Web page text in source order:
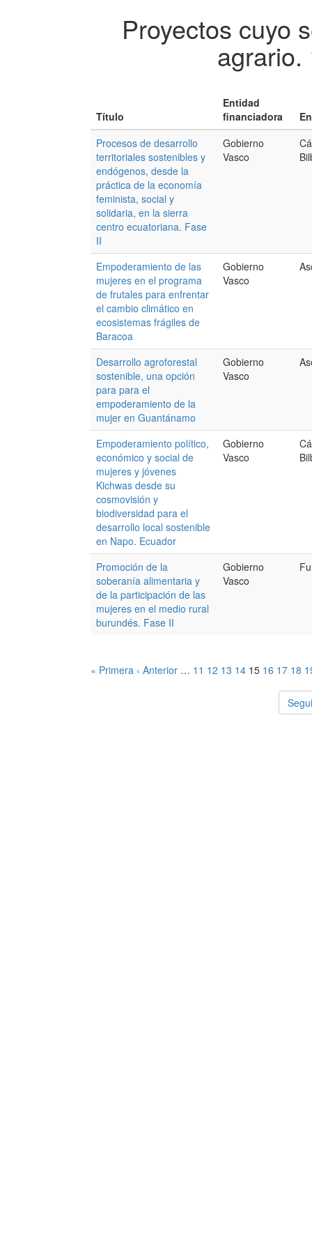
Proyectos cuyo
agrario.
Título
Entidad
financiadora
Procesos de desarrollo
territoriales sostenibles y
endógenos, desde la
práctica de la economía
feminista, social y
solidaria, en la sierra
centro ecuatoriana. Fase
II
Gobierno
Vasco
Empoderamiento de las
mujeres en el programa
de frutales para enfrentar
el cambio climático en
ecosistemas frágiles de
Baracoa
Gobierno
Vasco
Desarrollo agroforestal
sostenible, una opción
para para el
empoderamiento de la
mujer en Guantánamo
Gobierno
Vasco
Empoderamiento político,
económico y social de
mujeres y jóvenes
Kichwas desde su
cosmovisión y
biodiversidad para el
desarrollo local sostenible
en Napo. Ecuador
Gobierno
Vasco
Promoción de la
soberanía alimentaria y
de la participación de las
mujeres en el medio rural
burundés. Fase II
Gobierno
Vasco
« Primera ‹ Anterior … 11 12 13 14 15 16 17 18